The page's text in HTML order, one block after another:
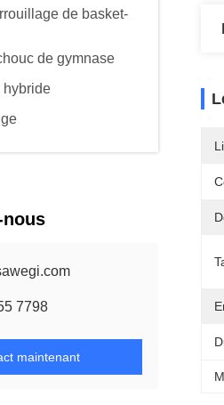
de basket-
de gymnase
hybride
nous
7798
maintenant